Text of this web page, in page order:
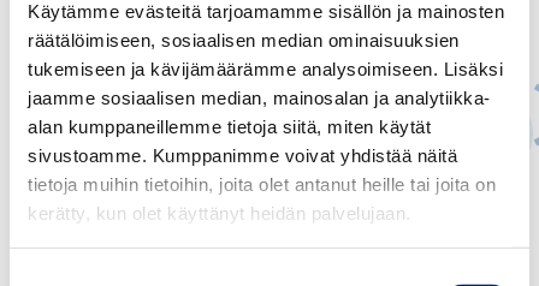
Käytämme evästeitä tarjoamamme sisällön ja mainosten
räätälöimiseen, sosiaalisen median ominaisuuksien
tukemiseen ja kävijämäärämme analysoimiseen. Lisäksi
jaamme sosiaalisen median, mainosalan ja analytiikka-
alan kumppaneillemme tietoja siitä, miten käytät
sivustoamme. Kumppanimme voivat yhdistää näitä
tietoja muihin tietoihin, joita olet antanut heille tai joita on
kerätty, kun olet käyttänyt heidän palvelujaan.
Juho Romakkaniemi